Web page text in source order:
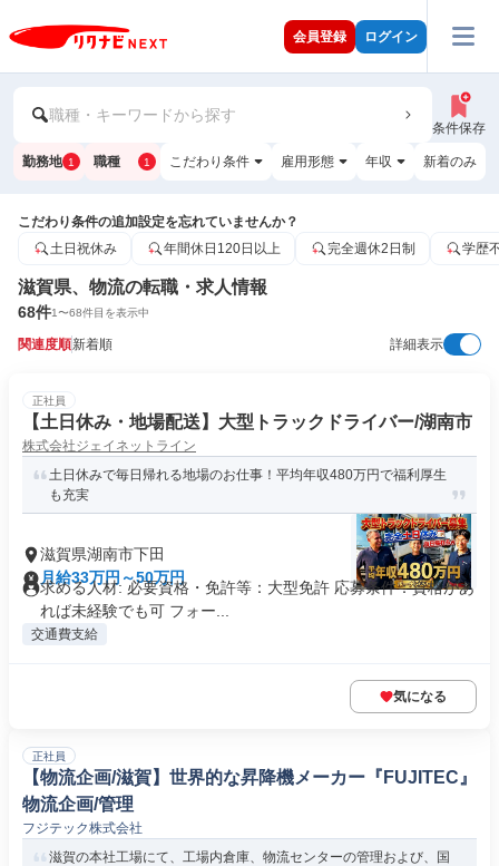
会員登録 ログイン
職種・キーワードから探す
条件保存
勤務地 1 職種 1 こだわり条件 雇用形態 年収 新着のみ
こだわり条件の追加設定を忘れていませんか？
土日祝休み
年間休日120日以上 完全週休2日制 学歴
滋賀県、物流の転職・求人情報
68件1〜68件目を表示中
関連度順新着順 詳細表示
正社員
【土日休み・地場配送】大型トラックドライバー/湖南市
株式会社ジェイネットライン
土日休みで毎日帰れる地場のお仕事！平均年収480万円で福利厚生
も充実
滋賀県湖南市下田
月給33万円～50万円
求める人材: 必要資格・免許等：大型免許 応募条件：資格があ
れば未経験でも可 フォー...
交通費支給
気になる
正社員
【物流企画/滋賀】世界的な昇降機メーカー『FUJITEC』
物流企画/管理
フジテック株式会社
滋賀の本社工場にて、工場内倉庫、物流センターの管理および、国